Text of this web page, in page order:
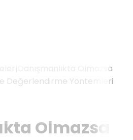
Danışmanlıkta Olmazsa
Değerlendirme Yöntemleri
Olmazsa